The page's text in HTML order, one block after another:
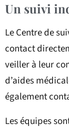
Un suivi
Le Centre de
contact
veiller à leur
d’aides
également
Les équipes